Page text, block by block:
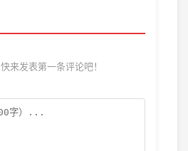
来发表第一条评论吧！